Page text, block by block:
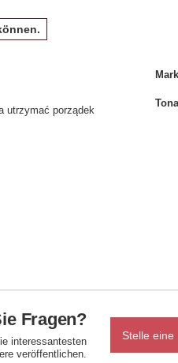
utrzymać porządek
Fragen?
interessantesten
veröffentlichen.
Stelle eine